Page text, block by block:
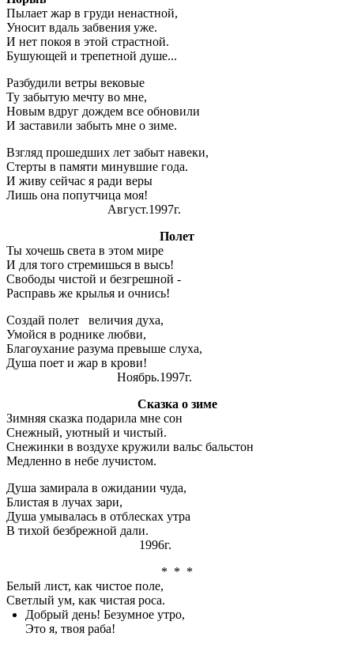
Пылает жар в груди ненастной,
Уносит вдаль забвения уже.
И нет покоя в этой страстной.
Бушующей и трепетной душе...
Разбудили ветры вековые
Ту забытую мечту во мне,
Новым вдруг дождем все обновили
И заставили забыть мне о зиме.
Взгляд прошедших лет забыт навеки,
Стерты в памяти минувшие года.
И живу сейчас я ради веры
Лишь она попутчица моя!
Август.1997г.
Полет
Ты хочешь света в этом мире
И для того стремишься в высь!
Свободы чистой и безгрешной -
Расправь же крылья и очнись!
Создай полет величия духа,
Умойся в роднике любви,
Благоухание разума превыше слуха,
Душа поет и жар в крови!
Ноябрь.1997г.
Сказка о зиме
Зимняя сказка подарила мне сон
Снежный, уютный и чистый.
Снежинки в воздухе кружили вальс бальстон
Медленно в небе лучистом.
Душа замирала в ожидании чуда,
Блистая в лучах зари,
Душа умывалась в отблесках утра
В тихой безбрежной дали.
1996г.
* * *
Белый лист, как чистое поле,
Светлый ум, как чистая роса.
Добрый день! Безумное утро,
Это я, твоя раба!